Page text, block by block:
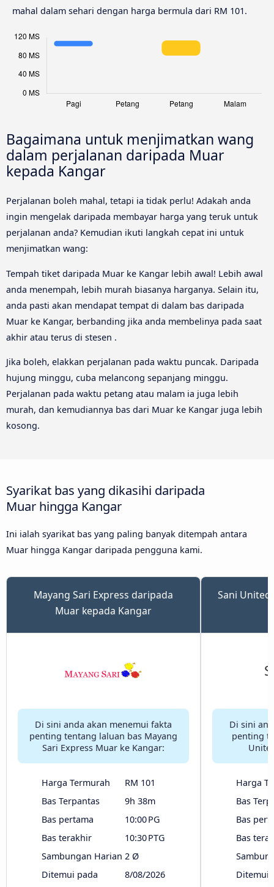
mahal dalam sehari dengan harga bermula dari RM 101.
Bagaimana untuk menjimatkan wang
dalam perjalanan daripada Muar
kepada Kangar
Perjalanan boleh mahal, tetapi ia tidak perlu! Adakah anda
ingin mengelak daripada membayar harga yang teruk untuk
perjalanan anda? Kemudian ikuti langkah cepat ini untuk
menjimatkan wang:
Tempah tiket daripada Muar ke Kangar lebih awal! Lebih awal
anda menempah, lebih murah biasanya harganya. Selain itu,
anda pasti akan mendapat tempat di dalam bas daripada
Muar ke Kangar, berbanding jika anda membelinya pada saat
akhir atau terus di stesen .
Jika boleh, elakkan perjalanan pada waktu puncak. Daripada
hujung minggu, cuba melancong sepanjang minggu.
Perjalanan pada waktu petang atau malam ia juga lebih
murah, dan kemudiannya bas dari Muar ke Kangar juga lebih
kosong.
Syarikat bas yang dikasihi daripada
Muar hingga Kangar
Ini ialah syarikat bas yang paling banyak ditempah antara
Muar hingga Kangar daripada pengguna kami.
Mayang Sari Express daripada
Muar kepada Kangar
Di sini anda akan menemui fakta
penting tentang laluan bas Mayang
Sari Express Muar ke Kangar:
Harga Termurah
RM 101
Bas Terpantas
9h 38m
Bas pertama
10:00 PG
Bas terakhir
10:30 PTG
Sambungan Harian 2 Ø
Ditemui pada
8/08/2026
Sani
Di sini
penting
Harga
Bas
Bas
Bas
Ditemui